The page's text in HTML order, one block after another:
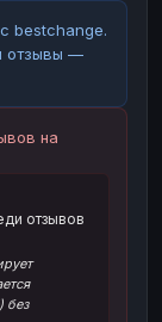
RUB
bestchange.
отзывы —
на
отзывов
без